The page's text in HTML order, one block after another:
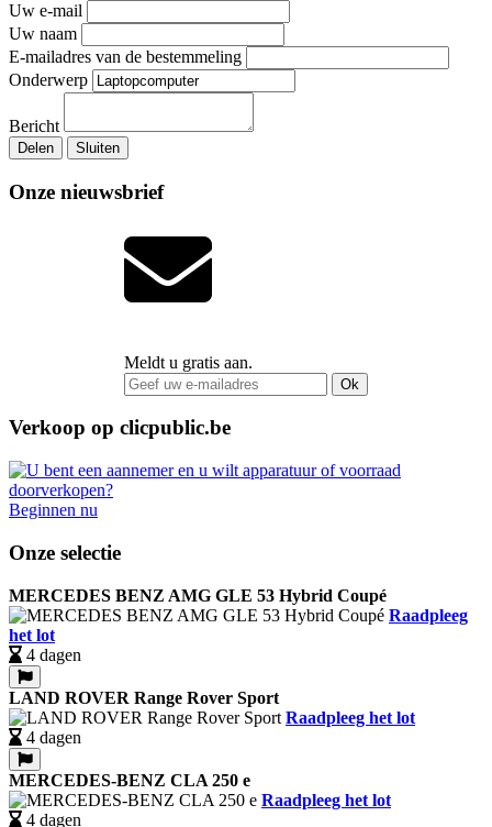
Uw e-mail
Uw naam
E-mailadres van de bestemmeling
Onderwerp
Bericht
Delen Sluiten
Onze nieuwsbrief
Meldt u gratis aan.
Ok
Verkoop op clicpublic.be
Beginnen nu
Onze selectie
MERCEDES BENZ AMG GLE 53 Hybrid Coupé
Raadpleeg
het lot
4 dagen
LAND ROVER Range Rover Sport
Raadpleeg het lot
4 dagen
MERCEDES-BENZ CLA 250 e
Raadpleeg het lot
4 dagen